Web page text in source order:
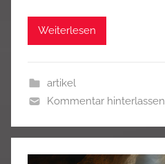
Weiterlesen
artikel
Kommentar hinterlassen